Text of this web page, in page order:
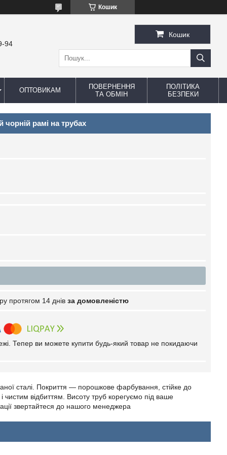
Кошик
94
Кошик
ОПТОВИКАМ
ПОВЕРНЕННЯ
ТА ОБМІН
ПОЛІТИКА
БЕЗПЕКИ
чорній рамі на трубах
протягом 14 днів за домовленістю
Тепер ви можете купити будь-який товар не покидаючи
сталі. Покриття — порошкове фарбування, стійке до
чистим відбиттям. Висоту труб корегуємо під ваше
звертайтеся до нашого менеджера